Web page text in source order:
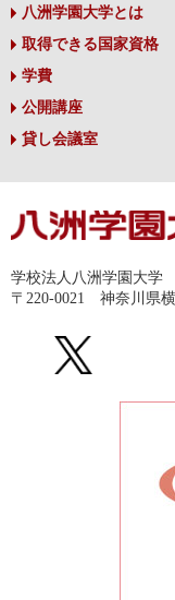
八洲学園大学とは
取得できる国家資格
学費
公開講座
貸し会議室
学校法人八洲学園大学
〒220-0021 神奈川県